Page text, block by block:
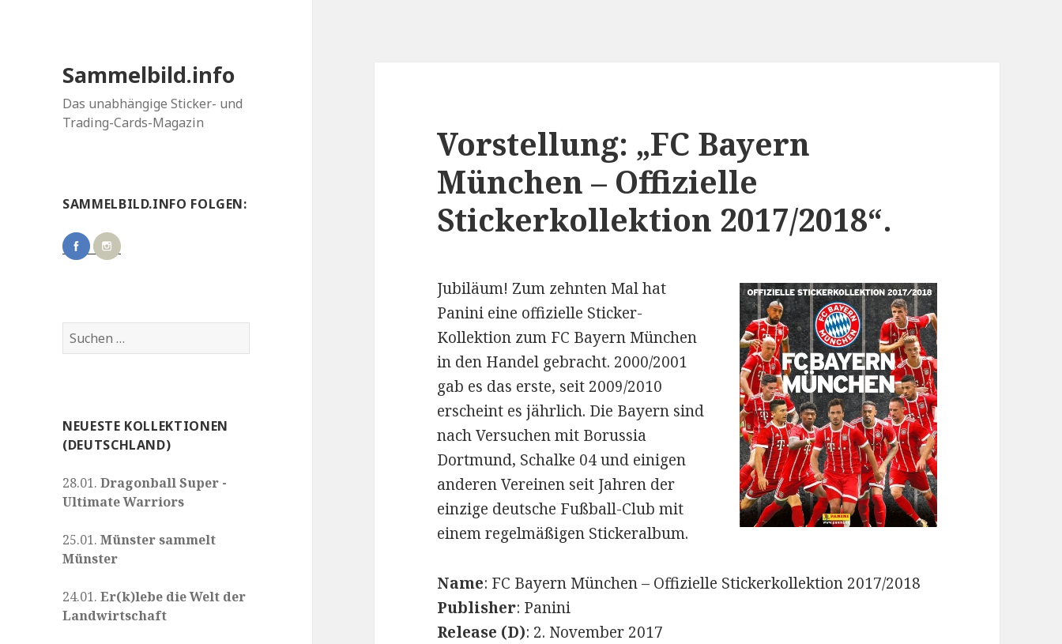
Sammelbild.info
Das unabhängige Sticker- und
Trading-Cards-Magazin
SAMMELBILD.INFO FOLGEN:
Suchen
nach:
NEUESTE KOLLEKTIONEN
(DEUTSCHLAND)
28.01.Dragonball Super -
Ultimate Warriors
25.01.Münster sammelt
Münster
24.01.Er(k)lebe die Welt der
Landwirtschaft
Vorstellung: „FC Bayern
München – Offizielle
Stickerkollektion 2017/2018“.
Jubiläum! Zum zehnten Mal hat
Panini eine offizielle Sticker-
Kollektion zum FC Bayern München
in den Handel gebracht. 2000/2001
gab es das erste, seit 2009/2010
erscheint es jährlich. Die Bayern sind
nach Versuchen mit Borussia
Dortmund, Schalke 04 und einigen
anderen Vereinen seit Jahren der
einzige deutsche Fußball-Club mit
einem regelmäßigen Stickeralbum.
Name: FC Bayern München – Offizielle Stickerkollektion 2017/2018
Publisher: Panini
Release (D): 2. November 2017